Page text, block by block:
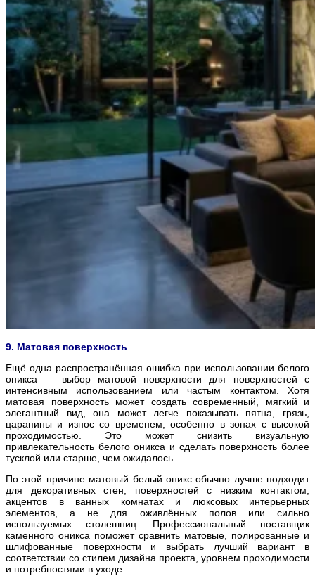
9. Матовая поверхность
Ещё одна распространённая ошибка при использовании белого
оникса — выбор матовой поверхности для поверхностей с
интенсивным использованием или частым контактом. Хотя
матовая поверхность может создать современный, мягкий и
элегантный вид, она может легче показывать пятна, грязь,
царапины и износ со временем, особенно в зонах с высокой
проходимостью. Это может снизить визуальную
привлекательность белого оникса и сделать поверхность более
тусклой или старше, чем ожидалось.
По этой причине матовый белый оникс обычно лучше подходит
для декоративных стен, поверхностей с низким контактом,
акцентов в ванных комнатах и люксовых интерьерных
элементов, а не для оживлённых полов или сильно
используемых столешниц. Профессиональный поставщик
каменного оникса поможет сравнить матовые, полированные и
шлифованные поверхности и выбрать лучший вариант в
соответствии со стилем дизайна проекта, уровнем проходимости
и потребностями в уходе.